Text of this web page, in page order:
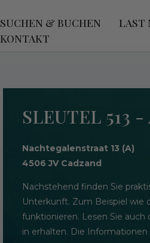
SUCHEN & BUCHEN LAST
KONTAKT
SLEUTEL 513
Nachtegalenstraat 13 (A)
4506 JV Cadzand
Nachstehend finden Sie
Unterkunft. Zum Beispiel wie
funktionieren. Lesen Sie
in erhalten. Die